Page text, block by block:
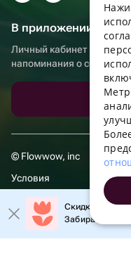
В приложении еще
Личный кабинет
напоминания о событиях
© Flowwow, inc
Условия
Обработка персональных
Скидка 20% на
Забирайте